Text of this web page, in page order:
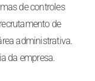
de controles
de
administrativa.
da empresa.